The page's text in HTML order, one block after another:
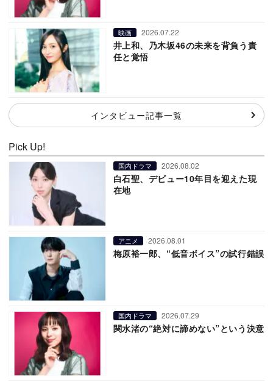
映画 2026.07.22
井上和、乃木坂46の未来を背負う責
任と覚悟
インタビュー記事一覧
Pick Up!
国内ドラマ 2026.08.02
白石聖、デビュー10年目を迎えた現
在地
アニメ 2026.08.01
梅原裕一郎、“低音ボイス”の試行錯誤
国内ドラマ 2026.07.29
関水渚の“絶対に諦めない”という決意